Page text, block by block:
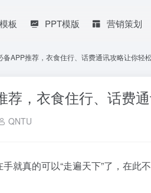
板 PPT模版 营销策划
备APP推荐，衣食住行、话费通讯攻略让你轻
荐，衣食住行、话费
QNTU
就真的可以“走遍天下”了，在